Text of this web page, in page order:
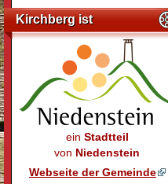
Kirchberg ist
ein Stadtteil
von Niedenstein
Webseite der Gemeinde